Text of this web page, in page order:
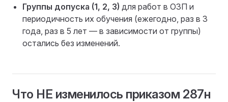
Группы допуска (1, 2, 3) для работ в ОЗП и
периодичность их обучения (ежегодно, раз в 3
года, раз в 5 лет — в зависимости от группы)
остались без изменений.
Что НЕ изменилось приказом 287н